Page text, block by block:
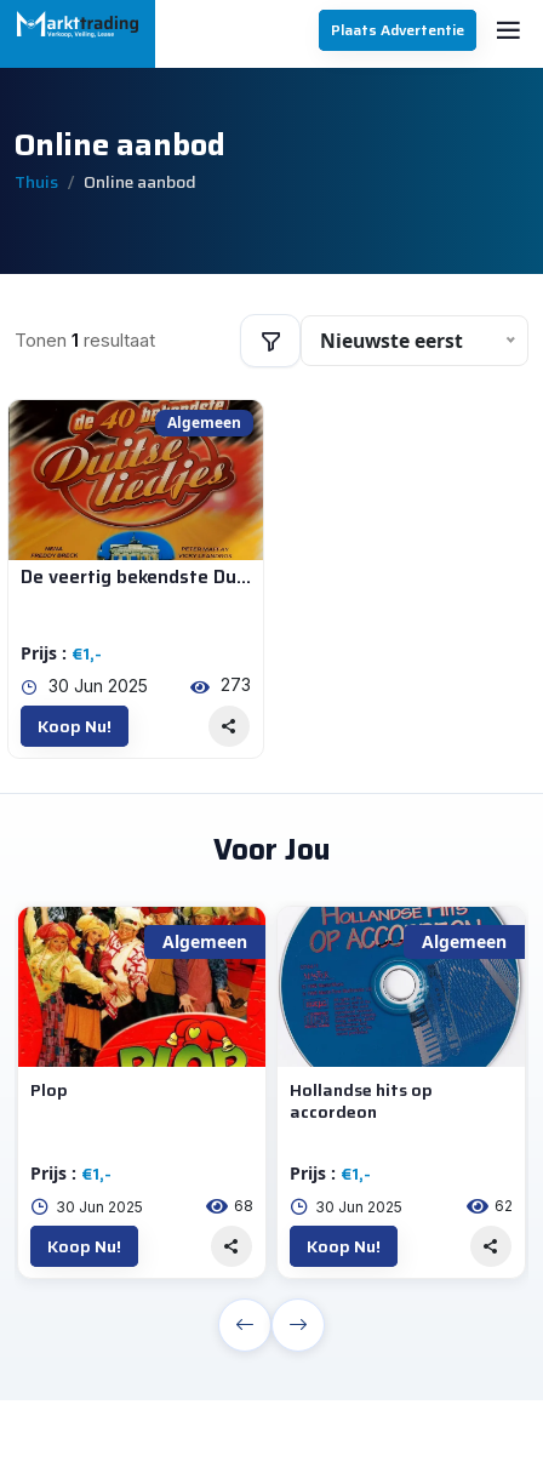
Plaats Advertentie
Online aanbod
Thuis Online aanbod
Tonen 1 resultaat Nieuwste eerst
Filters
CD's | Schlagers
Opnieuw Instellen
Algemeen
De veertig bekendste Duitse liedjes
Prijs : €1,-
30 Jun 2025 273
Koop Nu!
Voor Jou
Algemeen
Plop
Prijs : €1,-
30 Jun 2025 68
Koop Nu!
Algemeen
Hollandse hits op
accordeon
Prijs : €1,-
30 Jun 2025 62
Koop Nu!